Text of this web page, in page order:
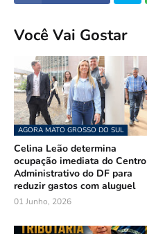
Você Vai Gostar
AGORA MATO GROSSO DO SUL
Celina Leão determina
ocupação imediata do Centro
Administrativo do DF para
reduzir gastos com aluguel
01 Junho, 2026